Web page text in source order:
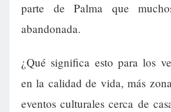
parte de Palma que
abandonada.
¿Qué significa esto para los
en la calidad de vida, más
eventos culturales cerca de